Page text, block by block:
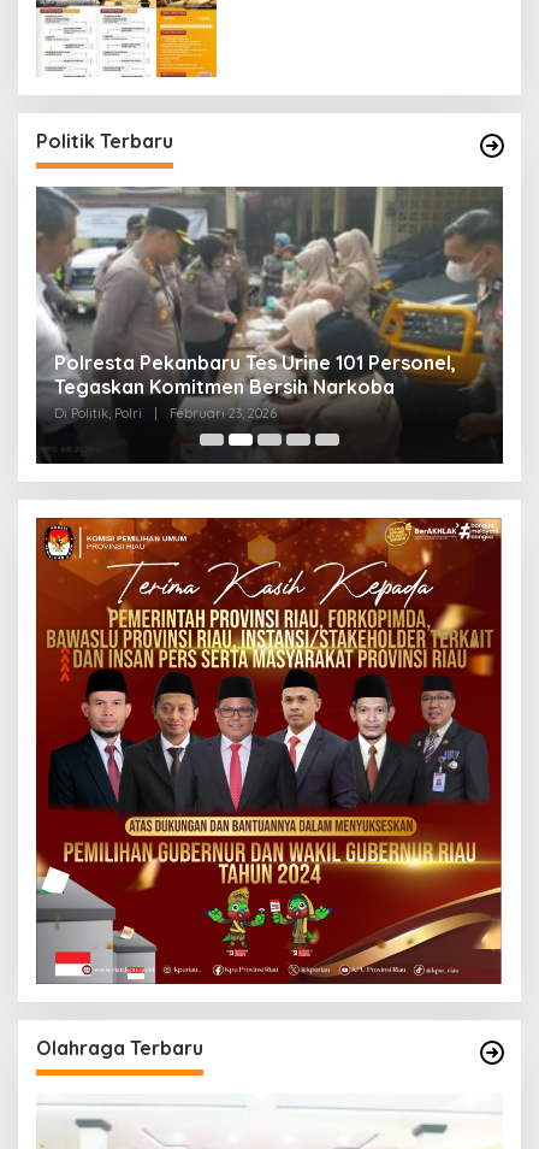
Politik Terbaru
Polresta Pekanbaru Tes Urine 101 Personel,
Tegaskan Komitmen Bersih Narkoba
Di Politik, Polri Februari 23, 2026
Olahraga Terbaru